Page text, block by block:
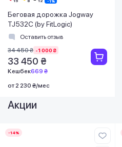
Беговая дорожка Jogway
TJ532C (by FitLogic)
Оставить отзыв
34 450 ₴ -1 000 ₴
33 450 ₴
Кешбек669 ₴
от 2 230 ₴/мес
Акции
-14%